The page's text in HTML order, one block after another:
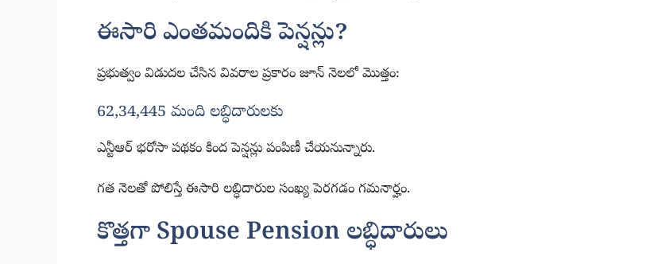
ఈసారి ఎంతమందికి పెన్షన్లు?
ప్రభుత్వం విడుదల చేసిన వివరాల ప్రకారం జూన్ నెలలో మొత్తం:
62,34,445 మంది లబ్ధిదారులకు
ఎన్టీఆర్ భరోసా పథకం కింద పెన్షన్లు పంపిణీ చేయనున్నారు.
గత నెలతో పోలిస్తే ఈసారి లబ్ధిదారుల సంఖ్య పెరగడం గమనార్హం.
కొత్తగా Spouse Pension లబ్ధిదారులు